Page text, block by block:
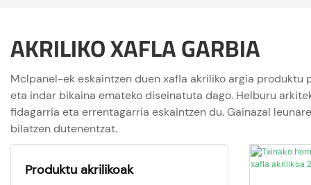
AKRILIKO XAFLA GARBIA
Mclpanel-ek eskaintzen duen xafla akriliko argia produktu
eta indar bikaina emateko diseinatuta dago. Helburu
fidagarria eta errentagarria eskaintzen du. Gainazal
bilatzen dutenentzat.
Produktu akrilikoak